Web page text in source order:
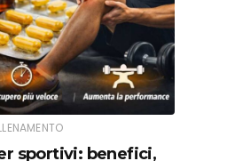
sportivi: benefici,